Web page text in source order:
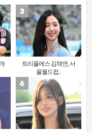
트리플에스 김채연, 서
울월드컵..